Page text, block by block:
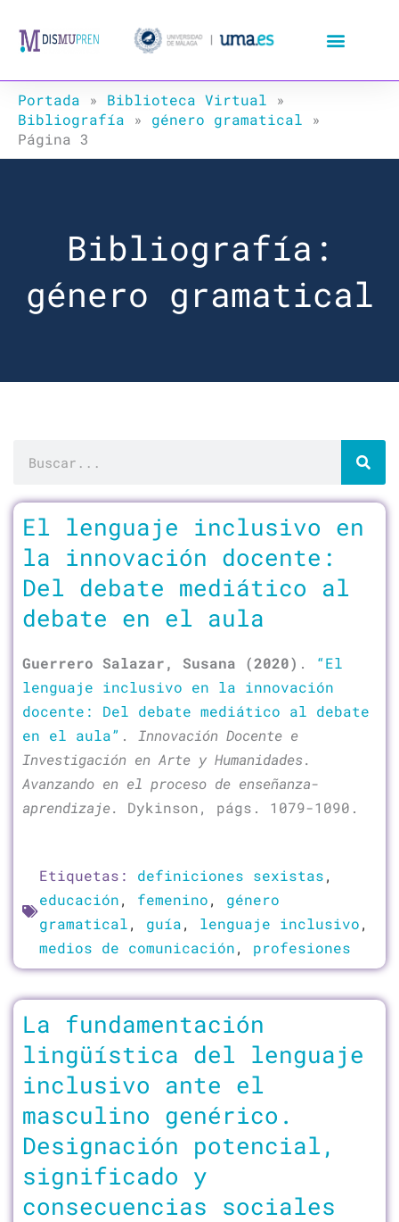
Portada » Biblioteca Virtual »
Bibliografía » género gramatical »
Página 3
Bibliografía:
género gramatical
El lenguaje inclusivo en
la innovación docente:
Del debate mediático al
debate en el aula
Guerrero Salazar, Susana (2020) . “El
lenguaje inclusivo en la innovación
docente: Del debate mediático al debate
en el aula” . Innovación Docente e
Investigación en Arte y Humanidades.
Avanzando en el proceso de enseñanza-
aprendizaje.
Dykinson, págs. 1079-1090.
Etiquetas: definiciones sexistas,
educación, femenino, género
gramatical, guía, lenguaje inclusivo,
medios de comunicación, profesiones
La fundamentación
lingüística del lenguaje
inclusivo ante el
masculino genérico.
Designación potencial,
significado y
consecuencias sociales
PáginaPágina